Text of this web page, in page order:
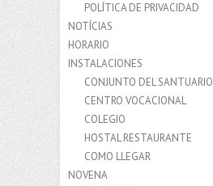
POLÍTICA DE PRIVACIDAD
NOTÍCIAS
HORARIO
INSTALACIONES
CONJUNTO DEL SANTUARIO
CENTRO VOCACIONAL
COLEGIO
HOSTAL RESTAURANTE
COMO LLEGAR
NOVENA